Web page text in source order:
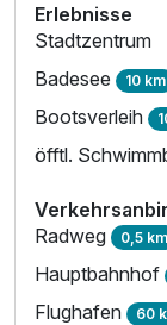
Erlebnisse
Stadtzentrum
Badesee 10 km
Bootsverleih
öfftl.
Radweg 0,5 km
Hauptbahnhof
Flughafen 60